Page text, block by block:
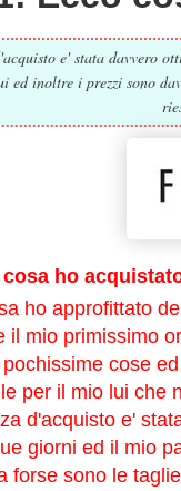
e' stata davvero
ed inoltre i prezzi sono
ho
ho approfittato
il mio primissimo
cose
per il mio lui che
d'acquisto e'
giorni ed il mio
forse sono le